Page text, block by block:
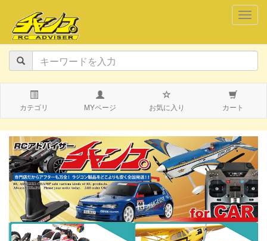
カテゴリ MYページ お気に入り カート